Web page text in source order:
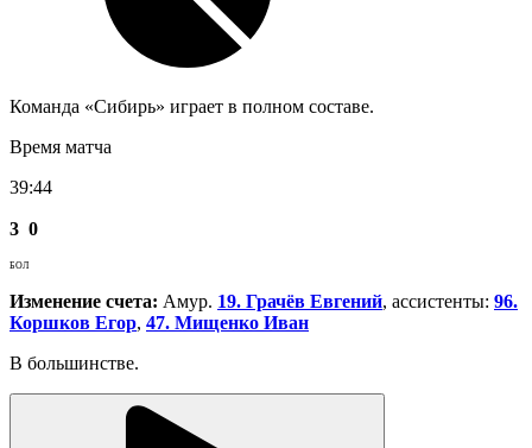
Команда «Сибирь» играет в полном составе.
Время матча
39:44
3 0
БОЛ
Изменение счета: Амур. 19. Грачёв Евгений, ассистенты: 96.
Коршков Егор, 47. Мищенко Иван
В большинстве.